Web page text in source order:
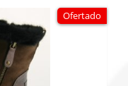
Ofertado